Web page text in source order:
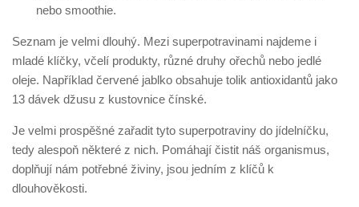
nebo smoothie.
Seznam je velmi dlouhý. Mezi superpotravinami najdeme i
mladé klíčky, včelí produkty, různé druhy ořechů nebo jedlé
oleje. Například červené jablko obsahuje tolik antioxidantů jako
13 dávek džusu z kustovnice čínské.
Je velmi prospěšné zařadit tyto superpotraviny do jídelníčku,
tedy alespoň některé z nich. Pomáhají čistit náš organismus,
doplňují nám potřebné živiny, jsou jedním z klíčů k
dlouhověkosti.